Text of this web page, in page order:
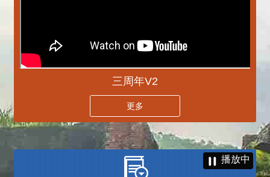
三周年V2
更多
播放中